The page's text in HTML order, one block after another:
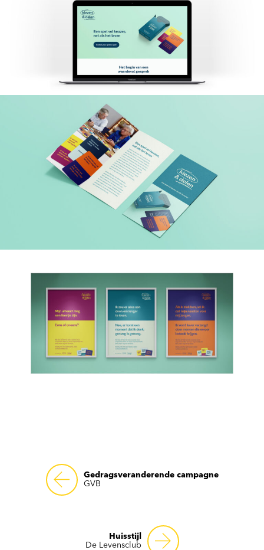
Gedragsveranderende campagne
GVB
Huisstijl
De Levensclub